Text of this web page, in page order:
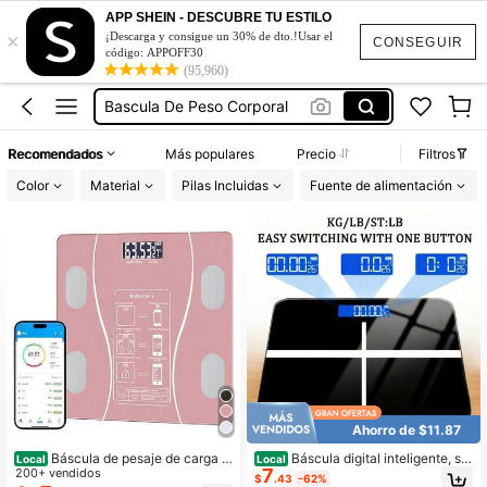
CONSEGUIR
×
APP SHEIN - DESCUBRE TU ESTILO
¡Descarga y consigue un 30% de dto.!Usar el
código: APPOFF30
(95,960)
Báscula De Peso Corporal
Bascula De Peso
Peso Digital
Bascula De Peso Corporal
Recomendados Más populares Precio
Filtros
Color
Material Pilas Incluidas Fuente de alimentación
Local Báscula de pesaje de carga d
e alta precisión inteligente, conexió
200+ vendidos
Ahorro de $11.87
Local Báscula digital inteligente, se
nsor de alta precisión, pantalla LED,
$7.43 -62%